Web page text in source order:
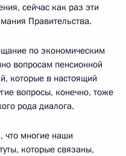
сейчас как раз эти
Правительства.
по экономическим
вопросам пенсионной
которые в настоящий
вопросы, конечно, тоже
рода диалога.
что многие наши
которые связаны,